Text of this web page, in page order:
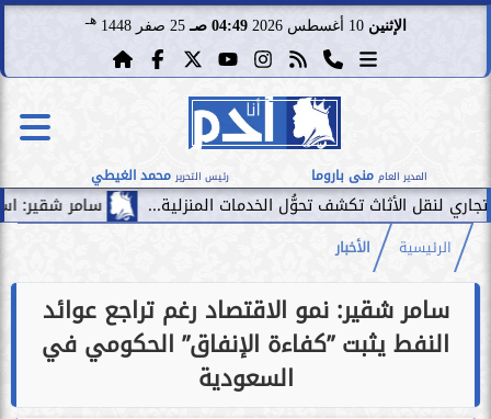
الإثنين 10 أغسطس 2026 04:49 صـ 25 صفر 1448 هـ
المدير العام منى باروما رئيس التحرير محمد الغيطي
سامر شقير: استثمار الإمارات
الرئيسية الأخبار
سامر شقير: نمو الاقتصاد رغم تراجع عوائد
النفط يثبت ”كفاءة الإنفاق” الحكومي في
السعودية